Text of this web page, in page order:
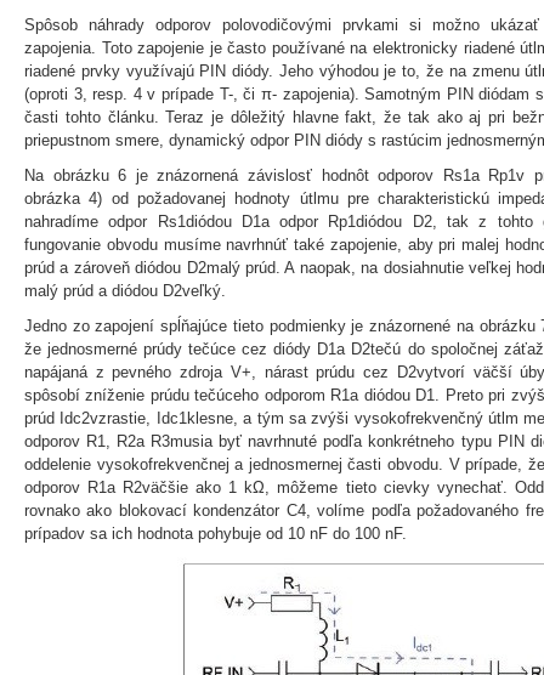
Spôsob náhrady odporov polovodičovými prvkami si možno
zapojenia. Toto zapojenie je často používané na elektronicky riadené
riadené prvky využívajú PIN diódy. Jeho výhodou je to, že na zmenu
(oproti 3, resp. 4 v prípade T-, či π- zapojenia). Samotným PIN diódam
časti tohto článku. Teraz je dôležitý hlavne fakt, že tak ako aj pri
priepustnom smere, dynamický odpor PIN diódy s rastúcim
Na obrázku 6 je znázornená závislosť hodnôt odporov Rs1a Rp1v
obrázka 4) od požadovanej hodnoty útlmu pre charakteristickú
nahradíme odpor Rs1diódou D1a odpor Rp1diódou D2, tak z
fungovanie obvodu musíme navrhnúť také zapojenie, aby pri malej
prúd a zároveň diódou D2malý prúd. A naopak, na dosiahnutie veľkej
malý prúd a diódou D2veľký.
Jedno zo zapojení spĺňajúce tieto podmienky je znázornené na
že jednosmerné prúdy tečúce cez diódy D1a D2tečú do spoločnej
napájaná z pevného zdroja V+, nárast prúdu cez D2vytvorí väčší
spôsobí zníženie prúdu tečúceho odporom R1a diódou D1. Preto pri
prúd Idc2vzrastie, Idc1klesne, a tým sa zvýši vysokofrekvenčný útlm
odporov R1, R2a R3musia byť navrhnuté podľa konkrétneho typu PIN
oddelenie vysokofrekvenčnej a jednosmernej časti obvodu. V prípade,
odporov R1a R2väčšie ako 1 kΩ, môžeme tieto cievky vynechať.
rovnako ako blokovací kondenzátor C4, volíme podľa požadovaného
prípadov sa ich hodnota pohybuje od 10 nF do 100 nF.